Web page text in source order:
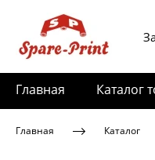
Главная Каталог
Главная Каталог